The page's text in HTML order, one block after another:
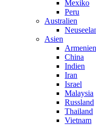
Mexiko
Peru
Australien
Asien
Armenien
China
Indien
Iran
Israel
Malaysia
Russland
Thailand
Vietnam